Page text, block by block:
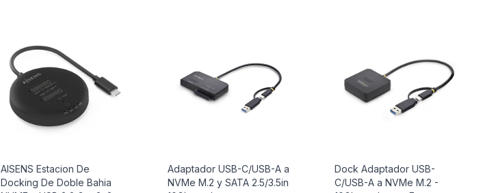
AISENS Estacion De
Docking De Doble Bahia
Adaptador USB-C/USB-A a
NVMe M.2 y SATA 2.5/3.5in
Dock Adaptador USB-
C/USB-A a NVMe M.2 -